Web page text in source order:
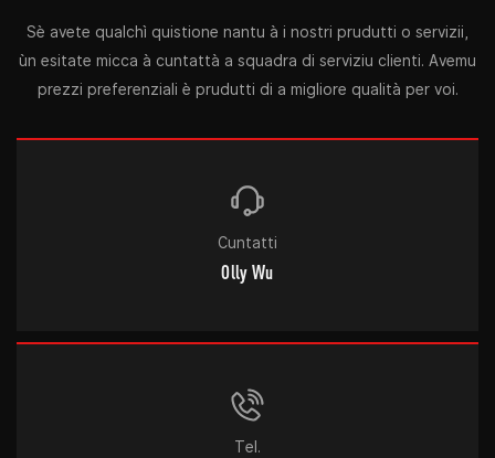
Sè avete qualchì quistione nantu à i nostri prudutti o servizii,
ùn esitate micca à cuntattà a squadra di serviziu clienti. Avemu
prezzi preferenziali è prudutti di a migliore qualità per voi.
Cuntatti
Olly Wu
Tel.